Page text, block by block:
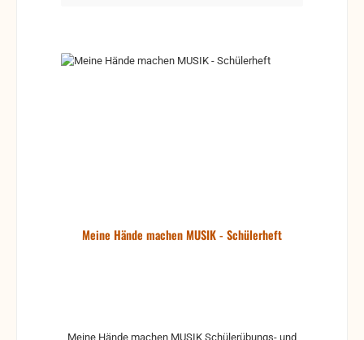
Meine Hände machen MUSIK - Schülerheft
Meine Hände machen MUSIK Schülerübungs- und